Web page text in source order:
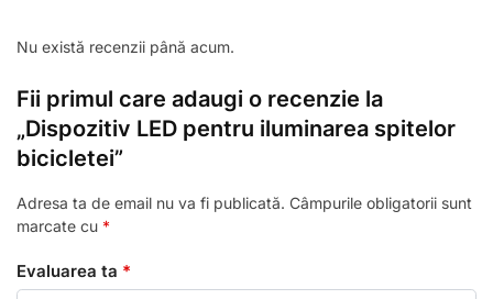
Nu există recenzii până acum.
Fii primul care adaugi o recenzie la
„Dispozitiv LED pentru iluminarea spitelor
bicicletei”
Adresa ta de email nu va fi publicată. Câmpurile obligatorii sunt
marcate cu *
Evaluarea ta *